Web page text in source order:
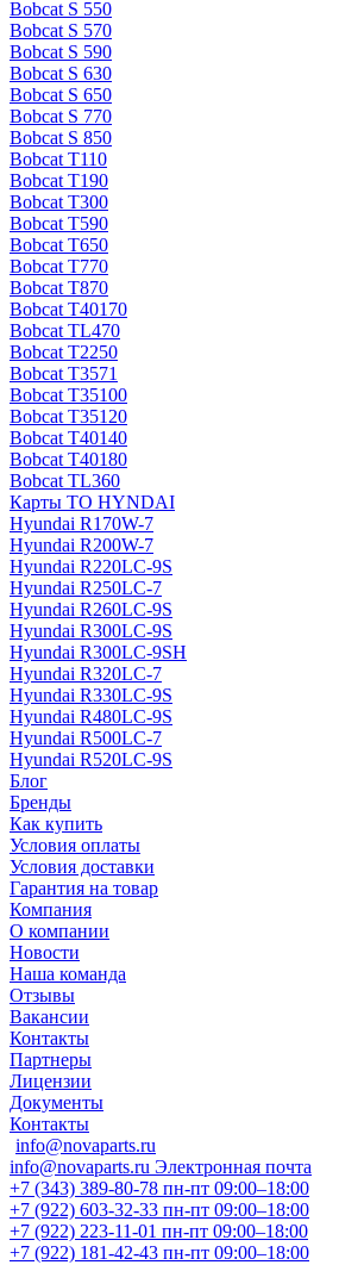
Bobcat S 550
Bobcat S 570
Bobcat S 590
Bobcat S 630
Bobcat S 650
Bobcat S 770
Bobcat S 850
Bobcat T110
Bobcat T190
Bobcat T300
Bobcat T590
Bobcat T650
Bobcat T770
Bobcat T870
Bobcat T40170
Bobcat TL470
Bobcat Т2250
Bobcat Т3571
Bobcat Т35100
Bobcat Т35120
Bobcat Т40140
Bobcat Т40180
Bobcat ТL360
Карты ТО HYNDAI
Hyundai R170W-7
Hyundai R200W-7
Hyundai R220LC-9S
Hyundai R250LC-7
Hyundai R260LC-9S
Hyundai R300LC-9S
Hyundai R300LC-9SH
Hyundai R320LC-7
Hyundai R330LC-9S
Hyundai R480LC-9S
Hyundai R500LC-7
Hyundai R520LC-9S
Блог
Бренды
Как купить
Условия оплаты
Условия доставки
Гарантия на товар
Компания
О компании
Новости
Наша команда
Отзывы
Вакансии
Контакты
Партнеры
Лицензии
Документы
Контакты
info@novaparts.ru
info@novaparts.ru Электронная почта
+7 (343) 389-80-78 пн-пт 09:00–18:00
+7 (922) 603-32-33 пн-пт 09:00–18:00
+7 (922) 223-11-01 пн-пт 09:00–18:00
+7 (922) 181-42-43 пн-пт 09:00–18:00